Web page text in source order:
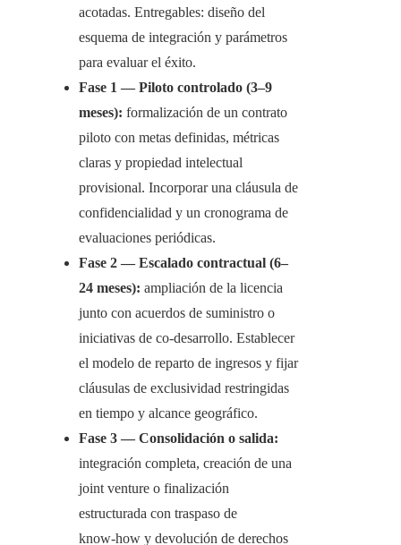
acotadas. Entregables: diseño del
esquema de integración y parámetros
para evaluar el éxito.
Fase 1 — Piloto controlado (3–9
meses): formalización de un contrato
piloto con metas definidas, métricas
claras y propiedad intelectual
provisional. Incorporar una cláusula de
confidencialidad y un cronograma de
evaluaciones periódicas.
Fase 2 — Escalado contractual (6–
24 meses): ampliación de la licencia
junto con acuerdos de suministro o
iniciativas de co‑desarrollo. Establecer
el modelo de reparto de ingresos y fijar
cláusulas de exclusividad restringidas
en tiempo y alcance geográfico.
Fase 3 — Consolidación o salida:
integración completa, creación de una
joint venture o finalización
estructurada con traspaso de
know‑how y devolución de derechos